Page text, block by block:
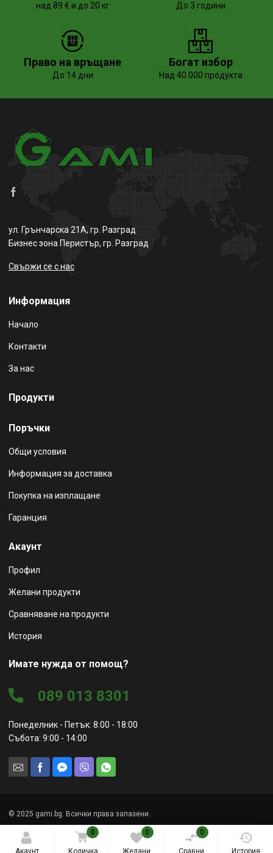
Акаунт
0
Количка
0
Желани
0
Сравни История
над 89 € и до 20 кг До 3 години
Право на връщане
До 14 дни
Богат избор
Над 40 000 продукта
ул. Грънчарска 21А, гр. Разград
Бизнес зона Перистър, гр. Разград
Свържи се с нас
Информация
Начало
Контакти
За нас
Продукти
Поръчки
Общи условия
Информация за доставка
Покупка на изплащане
Гаранция
Акаунт
Профил
Желани продукти
Сравняване на продукти
История
Имате нужда от помощ?
089 013 8301
Понеделник - Петък: 8:00 - 18:00
Събота: 9:00 - 14:00
© 2025 gami.bg. Всички права запазени.
Уеб сайт от Marketing Vision